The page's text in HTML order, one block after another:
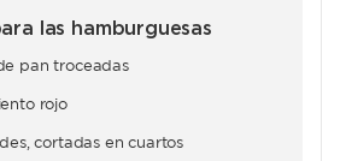
las hamburguesas
pan troceadas
rojo
cortadas en cuartos